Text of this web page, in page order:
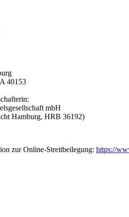
40153
mbH
Hamburg, HRB 36192)
zur Online-Streitbeilegung: https://